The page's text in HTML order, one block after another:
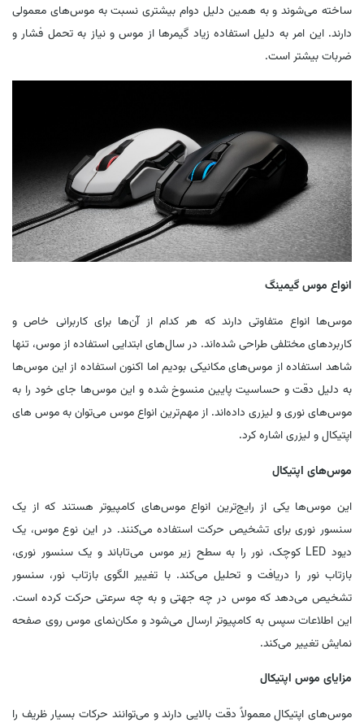
ساخته می‌شوند و به همین دلیل دوام بیشتری نسبت به موس‌های معمولی
دارند. این امر به دلیل استفاده زیاد گیمرها از موس و نیاز به تحمل فشار و
ضربات بیشتر است.
انواع موس گیمینگ
موس‌ها انواع متفاوتی دارند که هر کدام از آن‌ها برای کاربرانی خاص و
کاربردهای مختلفی طراحی شده‌اند. در سال‌های ابتدایی استفاده از موس، تنها
شاهد استفاده از موس‌های مکانیکی بودیم اما اکنون استفاده از این موس‌ها
به دلیل دقت و حساسیت پایین منسوخ شده و این موس‌ها جای خود را به
موس‌های نوری و لیزری داده‌اند. از مهم‌ترین انواع موس می‌توان به موس های
اپتیکال و لیزری اشاره کرد.
موس‌های اپتیکال
این موس‌ها یکی از رایج‌ترین انواع موس‌های کامپیوتر هستند که از یک
سنسور نوری برای تشخیص حرکت استفاده می‌کنند. در این نوع موس، یک
دیود LED کوچک، نور را به سطح زیر موس می‌تاباند و یک سنسور نوری،
بازتاب نور را دریافت و تحلیل می‌کند. با تغییر الگوی بازتاب نور، سنسور
تشخیص می‌دهد که موس در چه جهتی و به چه سرعتی حرکت کرده است.
این اطلاعات سپس به کامپیوتر ارسال می‌شود و مکان‌نمای موس روی صفحه
نمایش تغییر می‌کند.
مزایای موس اپتیکال
موس‌های اپتیکال معمولاً دقت بالایی دارند و می‌توانند حرکات بسیار ظریف را